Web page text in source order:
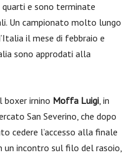
e sono terminate
Un campionato molto lungo
il mese di febbraio e
sono approdati alla
boxer irnino Moffa Luigi, in
San Severino, che dopo
cedere l’accesso alla finale
un incontro sul filo del rasoio,